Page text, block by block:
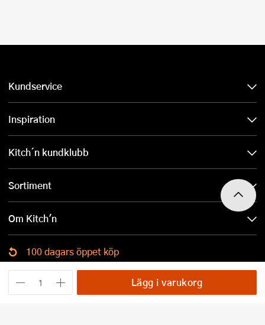
Lägg i varukorg
Kundservice
Inspiration
Kitch´n kundklubb
Sortiment
Om Kitch'n
100 dagars öppet köp
Ladda ned Kitch´n-appen